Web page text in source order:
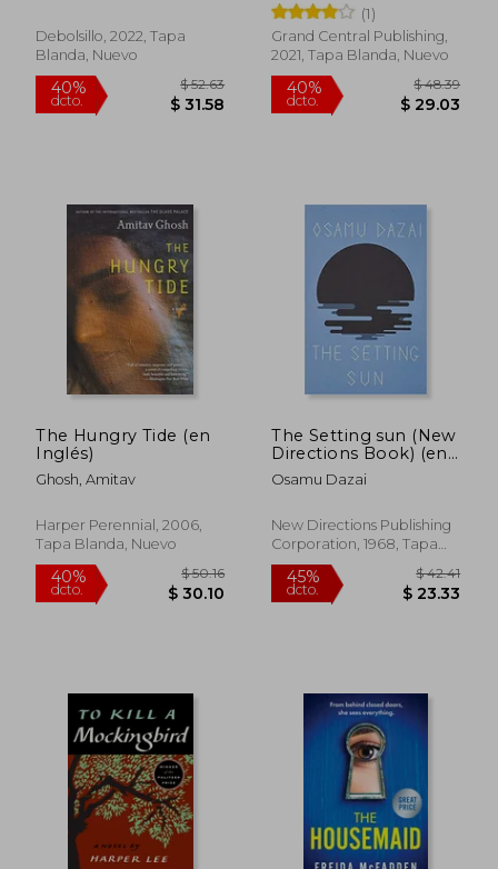
40%
dcto. $ 22.56
40%
dcto.
Debolsillo, 2022, Tapa
Blanda, Nuevo
40%
dcto.
(1)
Grand Central Publishing,
2021, Tapa Blanda, Nuevo
40%
dcto.
The Hungry Tide (en
Inglés)
Ghosh, Amitav
Harper Perennial, 2006,
Tapa Blanda, Nuevo
The Setting sun (New
Directions Book) (en
Inglés)
Osamu Dazai
New Directions Publishing
Corporation, 1968, Tapa
Blanda, Nuevo